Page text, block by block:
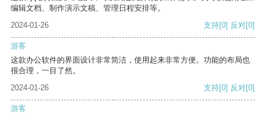
编辑文档、制作演示文稿、管理日程安排等。
2024-01-26
支持[0] 反对[0]
游客
这款办公软件的界面设计非常简洁，使用起来非常方便。功能的布局也
很合理，一目了然。
2024-01-26
支持[0] 反对[0]
游客